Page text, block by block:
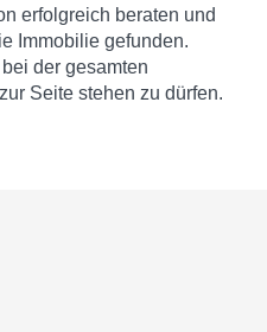
erfolgreich beraten und
Immobilie gefunden.
der gesamten
Seite stehen zu dürfen.